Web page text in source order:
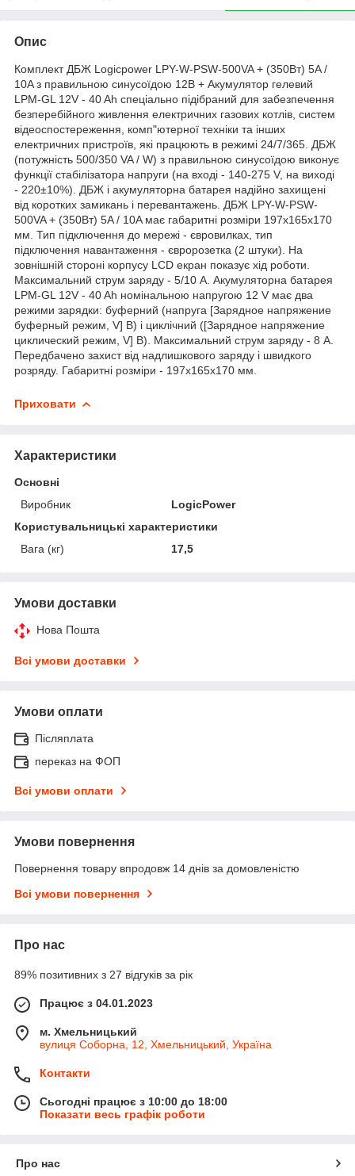
Опис
Комплект ДБЖ Logicpower LPY-W-PSW-500VA + (350Вт) 5A /
10A з правильною синусоїдою 12В + Акумулятор гелевий
LPM-GL 12V - 40 Ah спеціально підібраний для забезпечення
безперебійного живлення електричних газових котлів, систем
відеоспостереження, комп"ютерної техніки та інших
електричних пристроїв, які працюють в режимі 24/7/365. ДБЖ
(потужність 500/350 VA / W) з правильною синусоїдою виконує
функції стабілізатора напруги (на вході - 140-275 V, на виході
- 220±10%). ДБЖ і акумуляторна батарея надійно захищені
від коротких замикань і перевантажень. ДБЖ LPY-W-PSW-
500VA + (350Вт) 5A / 10A має габаритні розміри 197х165х170
мм. Тип підключення до мережі - євровилках, тип
підключення навантаження - євророзетка (2 штуки). На
зовнішній стороні корпусу LCD екран показує хід роботи.
Максимальний струм заряду - 5/10 А. Акумуляторна батарея
LPM-GL 12V - 40 Ah номінальною напругою 12 V має два
режими зарядки: буферний (напруга [Зарядное напряжение
буферный режим, V] В) і циклічний ([Зарядное напряжение
циклический режим, V] В). Максимальний струм заряду - 8 А.
Передбачено захист від надлишкового заряду і швидкого
розряду. Габаритні розміри - 197х165х170 мм.
Приховати
Характеристики
Основні
Виробник
LogicPower
Користувальницькі характеристики
Вага (кг)
17,5
Умови доставки
Нова Пошта
Всі умови доставки
Умови оплати
Післяплата
переказ на ФОП
Всі умови оплати
Умови повернення
Повернення товару впродовж 14 днів за домовленістю
Всі умови повернення
Про нас
89% позитивних з 27 відгуків за рік
Працює з 04.01.2023
м. Хмельницький
вулиця Соборна, 12, Хмельницький, Україна
Контакти
Сьогодні працює з 10:00 до 18:00
Показати весь графік роботи
Про нас